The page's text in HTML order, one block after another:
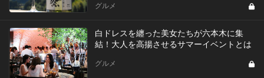
グルメ
白ドレスを纏った美女たちが六本木に集
結！大人を高揚させるサマーイベントとは
グルメ